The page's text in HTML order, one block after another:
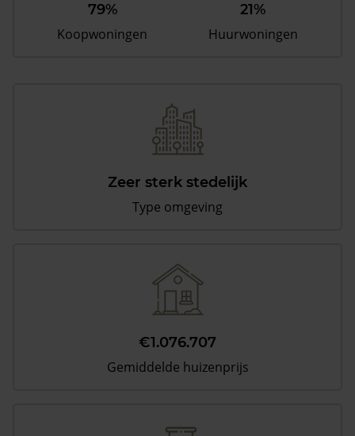
79%
Koopwoningen
21%
Huurwoningen
Zeer sterk stedelijk
Type omgeving
€1.076.707
Gemiddelde huizenprijs